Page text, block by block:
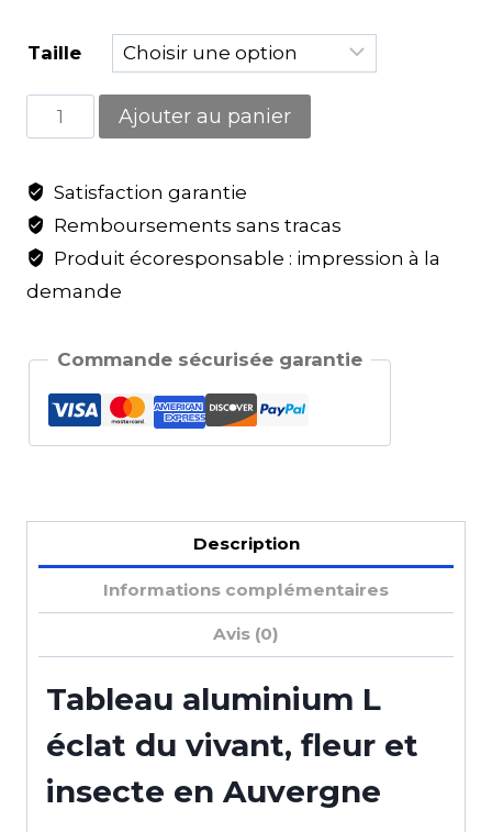
Taille
Ajouter au panier
Satisfaction garantie
Remboursements sans tracas
Produit écoresponsable : impression à la
demande
Commande sécurisée garantie
Description
Informations complémentaires
Avis (0)
Tableau aluminium L
éclat du vivant, fleur et
insecte en Auvergne